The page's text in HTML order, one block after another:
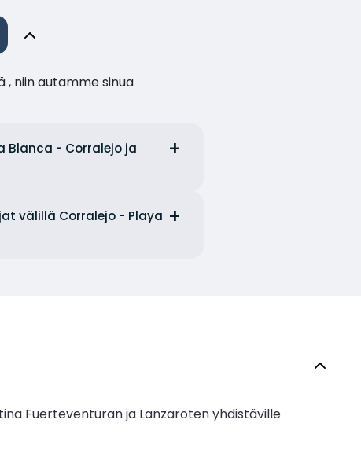
niin autamme sinua
Blanca - Corralejo ja
välillä Corralejo - Playa
Fuerteventuran ja Lanzaroten yhdistäville